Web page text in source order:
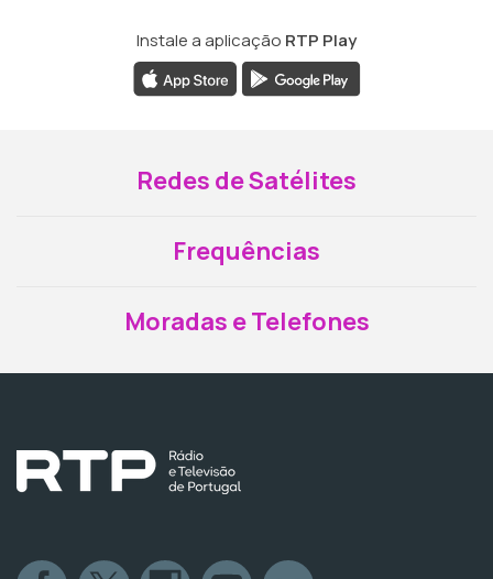
Instale a aplicação RTP Play
Redes de Satélites
Frequências
Moradas e Telefones